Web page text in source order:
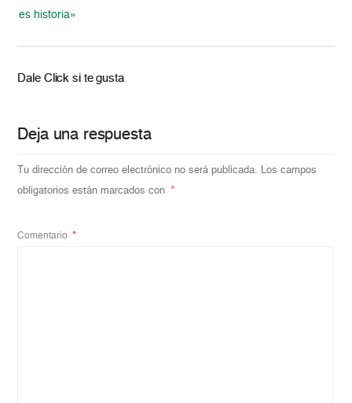
es historia»
Dale Click si te gusta
Deja una respuesta
Tu dirección de correo electrónico no será publicada. Los campos
obligatorios están marcados con *
Comentario *